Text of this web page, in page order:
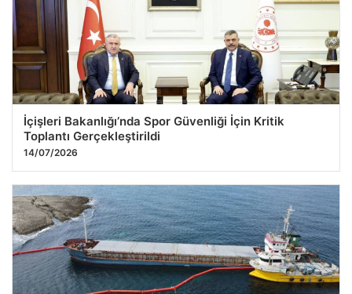
İçişleri Bakanlığı’nda Spor Güvenliği İçin Kritik
Toplantı Gerçekleştirildi
14/07/2026